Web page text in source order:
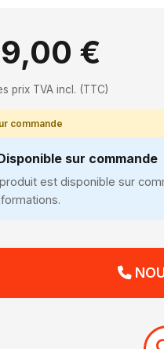
€
prix TVA incl. (TTC)
commande
sur commande
est disponible sur